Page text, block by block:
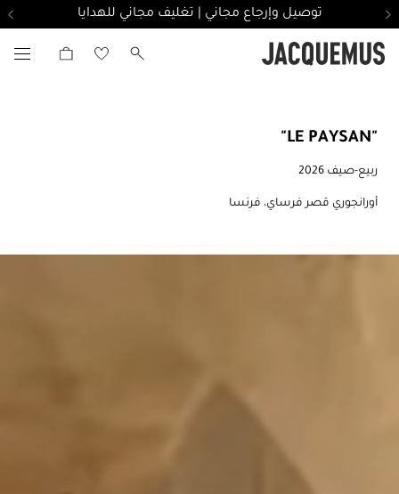
توصيل وإرجاع مجاني | تغليف مجاني للهدايا
"LE PAYSAN"
ربيع-صيف 2026
أورانجوري قصر فرساي، فرنسا